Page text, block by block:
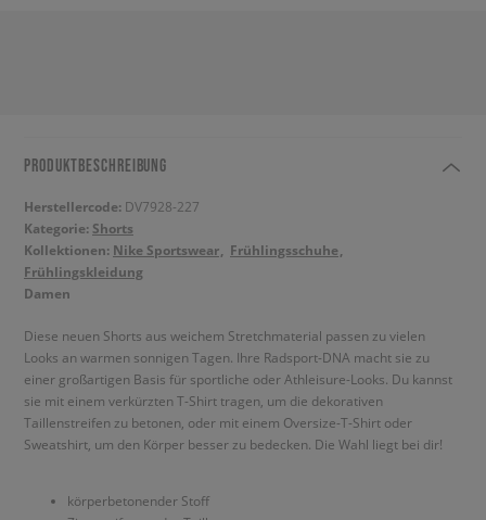
PRODUKTBESCHREIBUNG
Herstellercode: DV7928-227
Kategorie: Shorts
Kollektionen: Nike Sportswear
Frühlingsschuhe
Frühlingskleidung
Damen
Diese neuen Shorts aus weichem Stretchmaterial passen zu vielen
Looks an warmen sonnigen Tagen. Ihre Radsport-DNA macht sie zu
einer großartigen Basis für sportliche oder Athleisure-Looks. Du kannst
sie mit einem verkürzten T-Shirt tragen, um die dekorativen
Taillenstreifen zu betonen, oder mit einem Oversize-T-Shirt oder
Sweatshirt, um den Körper besser zu bedecken. Die Wahl liegt bei dir!
körperbetonender Stoff